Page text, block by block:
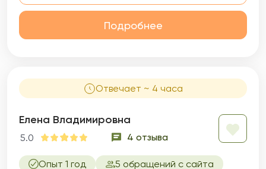
Подробнее
Отвечает ~ 4 часа
Елена Владимировна
5.0 4 отзыва
Опыт 1 год 5 обращений с сайта